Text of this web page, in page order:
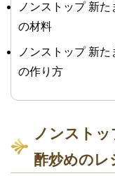
ノンストップ 新
の材料
ノンストップ 新
の作り方
ノンスト
酢炒めのレ